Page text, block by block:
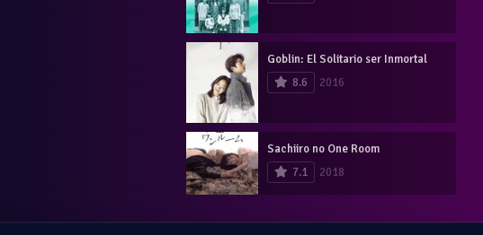
Goblin: El Solitario ser Inmortal
8.6
2016
Sachiiro no One Room
7.1
2018